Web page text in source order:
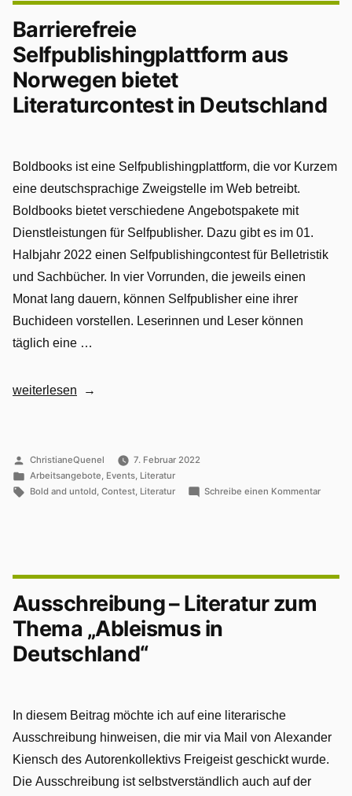
Barrierefreie
Selfpublishingplattform aus
Norwegen bietet
Literaturcontest in Deutschland
Boldbooks ist eine Selfpublishingplattform, die vor Kurzem
eine deutschsprachige Zweigstelle im Web betreibt.
Boldbooks bietet verschiedene Angebotspakete mit
Dienstleistungen für Selfpublisher. Dazu gibt es im 01.
Halbjahr 2022 einen Selfpublishingcontest für Belletristik
und Sachbücher. In vier Vorrunden, die jeweils einen
Monat lang dauern, können Selfpublisher eine ihrer
Buchideen vorstellen. Leserinnen und Leser können
täglich eine …
„Barrierefreie
Norwegen
bietet
Literaturcontest
weiterlesen
Veröffentlicht
von
ChristianeQuenel
7. Februar 2022
Veröffentlicht
in
Arbeitsangebote, Events, Literatur
Schlagwörter:
Bold and untold, Contest, Literatur Schreibe einen Kommentarzu
Ausschreibung – Literatur zum
Thema „Ableismus in
Deutschland“
In diesem Beitrag möchte ich auf eine literarische
Ausschreibung hinweisen, die mir via Mail von Alexander
Kiensch des Autorenkollektivs Freigeist geschickt wurde.
Die Ausschreibung ist selbstverständlich auch auf der